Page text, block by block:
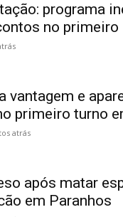
programa
no primeiro
vantagem e
primeiro turno
atrás
após matar
em Paranhos